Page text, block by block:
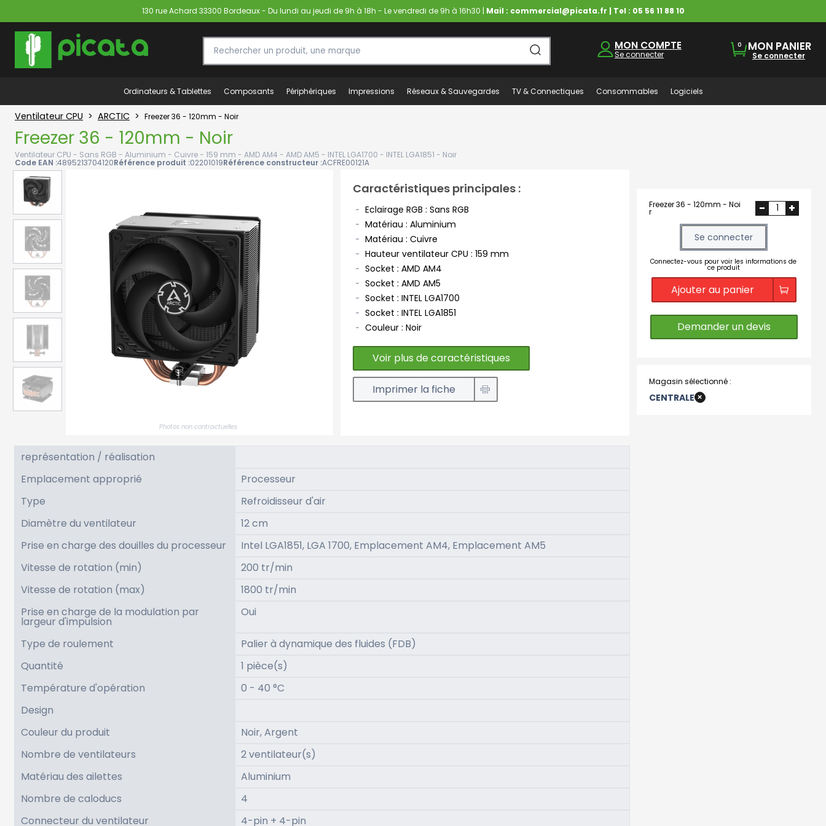
130 rue Achard 33300 Bordeaux - Du lundi au jeudi de 9h à 18h - Le vendredi de 9h à 16h30 | Mail : commercial@picata.fr | Tel : 05 56 11 88 10
MON COMPTE
Se connecter
0 MON PANIER
Se connecter
Ordinateurs & Tablettes Composants Périphériques Impressions Réseaux & Sauvegardes TV & Connectiques Consommables Logiciels
Ventilateur CPU > ARCTIC > Freezer 36 - 120mm - Noir
Freezer 36 - 120mm - Noir
Ventilateur CPU - Sans RGB - Aluminium - Cuivre - 159 mm - AMD AM4 - AMD AM5 - INTEL LGA1700 - INTEL LGA1851 - Noir
Code EAN :4895213704120Référence produit :02201019Référence constructeur :ACFRE00121A
Photos non contractuelles
Caractéristiques principales :
Eclairage RGB : Sans RGB
Matériau : Aluminium
Matériau : Cuivre
Hauteur ventilateur CPU : 159 mm
Socket : AMD AM4
Socket : AMD AM5
Socket : INTEL LGA1700
Socket : INTEL LGA1851
Couleur : Noir
Voir plus de caractéristiques
Imprimer la fiche
représentation / réalisation
Emplacement approprié
Processeur
Type
Refroidisseur d'air
Diamètre du ventilateur
12 cm
Prise en charge des douilles du processeur
Intel LGA1851, LGA 1700, Emplacement AM4, Emplacement AM5
Vitesse de rotation (min)
200 tr/min
Vitesse de rotation (max)
1800 tr/min
Prise en charge de la modulation par
largeur d'impulsion
Oui
Type de roulement
Palier à dynamique des fluides (FDB)
Quantité
1 pièce(s)
Température d'opération
0 - 40 °C
Design
Couleur du produit
Noir, Argent
Nombre de ventilateurs
2 ventilateur(s)
Matériau des ailettes
Aluminium
Nombre de caloducs
4
Connecteur du ventilateur
4-pin + 4-pin
Freezer 36 - 120mm - Noi
r - +
Se connecter
Connectez-vous pour voir les informations de
ce produit
Ajouter au panier
Demander un devis
Magasin sélectionné :
CENTRALE+